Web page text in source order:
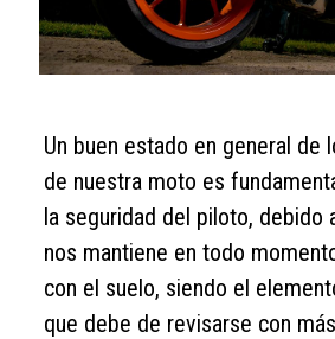
Un buen estado en general de
de nuestra moto es
la seguridad del piloto, debido
nos mantiene en todo
con el suelo, siendo el
que debe de revisarse con